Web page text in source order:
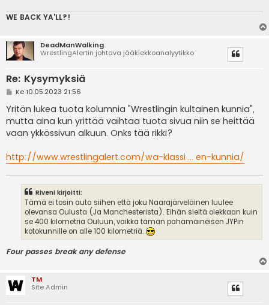
WE BACK YA'LL?!
DeadManWalking
WrestlingAlertin johtava jääkiekkoanalyytikko
Re: Kysymyksiä
V
e
s
t
i
Ke 10.05.2023 21:56
Yritän lukea tuota kolumnia "Wrestlingin kultainen kunnia",
mutta aina kun yrittää vaihtaa tuota sivua niin se heittää
vaan ykkössivun alkuun. Onks tää rikki?
http://www.wrestlingalert.com/wa-klassi ... en-kunnia/
Riveni kirjoitti:
Tämä ei tosin auta siihen että joku Naarajärveläinen luulee
olevansa Oulusta (Ja Manchesterista). Eihän sieltä olekkaan kuin
se 400 kilometriä Ouluun, vaikka tämän pahamaineisen JYPin
kotokunnille on alle 100 kilometriä.
Four passes break any defense
TM
Site Admin